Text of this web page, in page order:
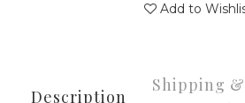
Add to
Description
Shipping &